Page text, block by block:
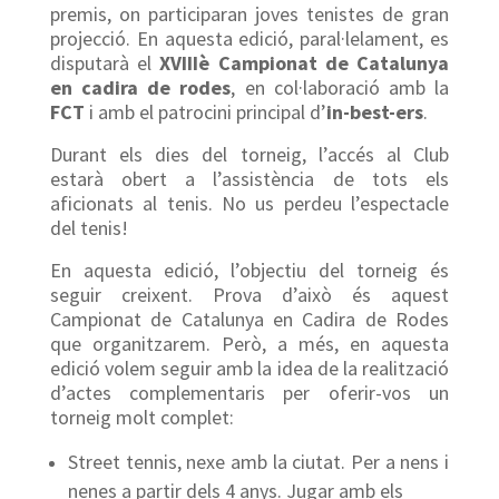
premis, on participaran joves tenistes de gran
projecció. En aquesta edició, paral·lelament, es
disputarà elXVIIIè Campionat de Catalunya
en cadira de rodes, en col·laboració amb la
FCT i amb el patrocini principal d’in-best-ers.
Durant els dies del torneig, l’accés al Club
estarà obert a l’assistència de tots els
aficionats al tenis. No us perdeu l’espectacle
del tenis!
En aquesta edició, l’objectiu del torneig és
seguir creixent. Prova d’això és aquest
Campionat de Catalunya en Cadira de Rodes
que organitzarem. Però, a més, en aquesta
edició volem seguir amb la idea de la realització
d’actes complementaris per oferir-vos un
torneig molt complet:
Street tennis, nexe amb la ciutat. Per a nens i
nenes a partir dels 4 anys. Jugar amb els